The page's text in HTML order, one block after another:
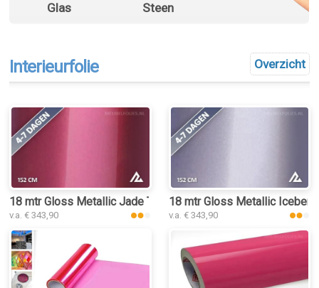
Glas Steen
Overzicht
Interieurfolie
18 mtr Gloss Metallic Jade Tea Red 3203 interieurfolie
v.a. € 343,90
18 mtr Gloss Metallic
v.a. € 343,90